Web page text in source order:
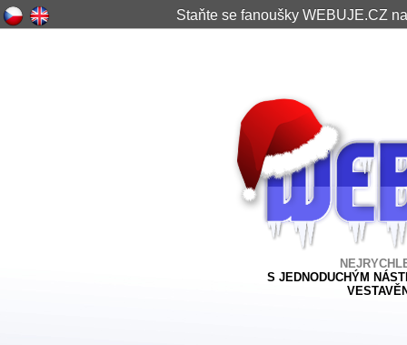
Staňte se fanoušky WEBUJE.CZ
S JEDNODUCHÝM